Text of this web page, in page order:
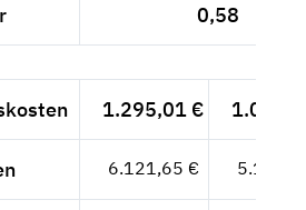
0,58
1.295,01 €
6.121,65 €